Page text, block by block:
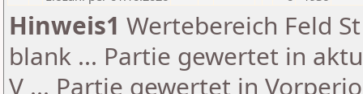
Hinweis1 Wertebereich Feld
blank ... Partie gewertet in
V ... Partie gewertet in